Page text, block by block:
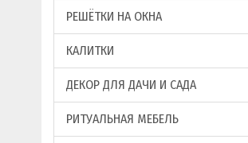
РЕШЁТКИ НА ОКНА
КАЛИТКИ
ДЕКОР ДЛЯ ДАЧИ И САДА
РИТУАЛЬНАЯ МЕБЕЛЬ